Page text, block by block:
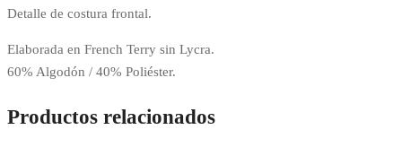
Detalle de costura frontal.
Elaborada en French Terry sin Lycra.
60% Algodón / 40% Poliéster.
Productos relacionados